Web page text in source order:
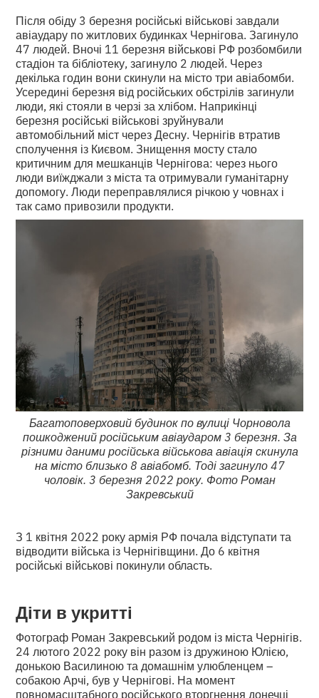
Після обіду 3 березня російські військові завдали
авіаудару по житлових будинках Чернігова. Загинуло
47 людей. Вночі 11 березня військові РФ розбомбили
стадіон та бібліотеку, загинуло 2 людей. Через
декілька годин вони скинули на місто три авіабомби.
Усередині березня від російських обстрілів загинули
люди, які стояли в черзі за хлібом. Наприкінці
березня російські військові зруйнували
автомобільний міст через Десну. Чернігів втратив
сполучення із Києвом. Знищення мосту стало
критичним для мешканців Чернігова: через нього
люди виїжджали з міста та отримували гуманітарну
допомогу. Люди переправлялися річкою у човнах і
так само привозили продукти.
Багатоповерховий будинок по вулиці Чорновола
пошкоджений російським авіаударом 3 березня. За
різними даними російська військова авіація скинула
на місто близько 8 авіабомб. Тоді загинуло 47
чоловік. 3 березня 2022 року. Фото Роман
Закревський
З 1 квітня 2022 року армія РФ почала відступати та
відводити війська із Чернігівщини. До 6 квітня
російські військові покинули область.
Діти в укритті
Фотограф Роман Закревський родом із міста Чернігів.
24 лютого 2022 року він разом із дружиною Юлією,
донькою Василиною та домашнім улюбленцем –
собакою Арчі, був у Чернігові. На момент
повномасштабного російського вторгнення донечці